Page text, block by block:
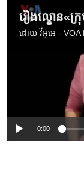
ដោយវីអូអេ - VOA
No
0:00